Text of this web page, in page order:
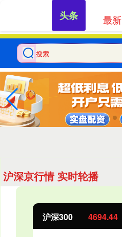
沪深京行情 实时轮播
沪深300 4694.44
头条 最新